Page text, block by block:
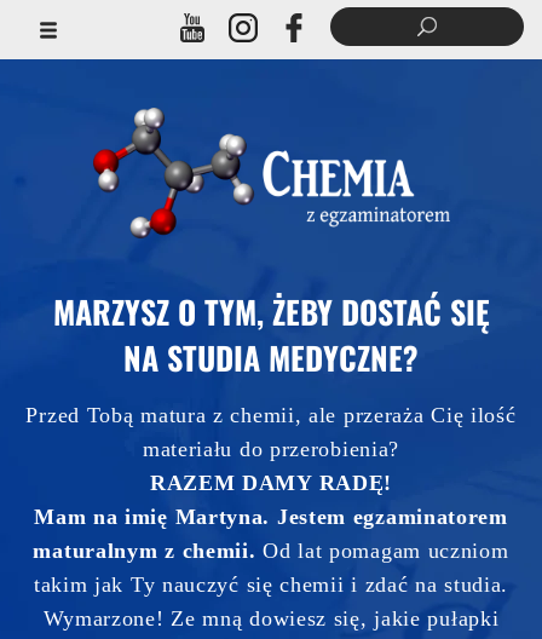
MARZYSZ O TYM, ŻEBY DOSTAĆ SIĘ
NA STUDIA MEDYCZNE?
Przed Tobą matura z chemii, ale przeraża Cię ilość
materiału do przerobienia?
RAZEM DAMY RADĘ!
Mam na imię Martyna. Jestem egzaminatorem
maturalnym z chemii. Od lat pomagam uczniom
takim jak Ty nauczyć się chemii i zdać na studia.
Wymarzone! Ze mną dowiesz się, jakie pułapki